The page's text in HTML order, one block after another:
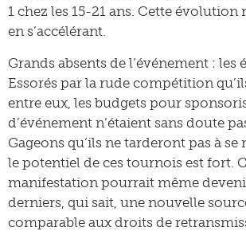
1 chez les 15-21 ans. Cette évolution
en s’accélérant.
Grands absents de l’événement : les
Essorés par la rude compétition
entre eux, les budgets pour
d’événement n’étaient sans doute
Gageons qu’ils ne tarderont pas à
le potentiel de ces tournois est fort.
manifestation pourrait même
derniers, qui sait, une nouvelle
comparable aux droits de